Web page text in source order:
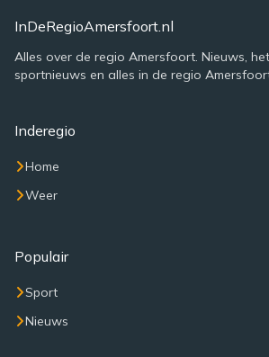
InDeRegioAmersfoort.nl
Alles over de regio Amersfoort. Nieuws,
sportnieuws en alles in de regio
Inderegio
Home
Weer
Populair
Sport
Nieuws